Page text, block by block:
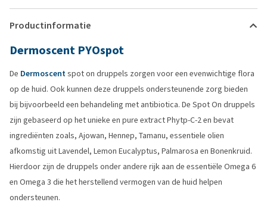
Productinformatie
Dermoscent PYOspot
De Dermoscentspot on druppels zorgen voor een evenwichtige flora
op de huid. Ook kunnen deze druppels ondersteunende zorg bieden
bij bijvoorbeeld een behandeling met antibiotica. De Spot On druppels
zijn gebaseerd op het unieke en pure extract Phytp-C-2 en bevat
ingrediënten zoals, Ajowan, Hennep, Tamanu, essentiele olien
afkomstig uit Lavendel, Lemon Eucalyptus, Palmarosa en Bonenkruid.
Hierdoor zijn de druppels onder andere rijk aan de essentiële Omega 6
en Omega 3 die het herstellend vermogen van de huid helpen
ondersteunen.